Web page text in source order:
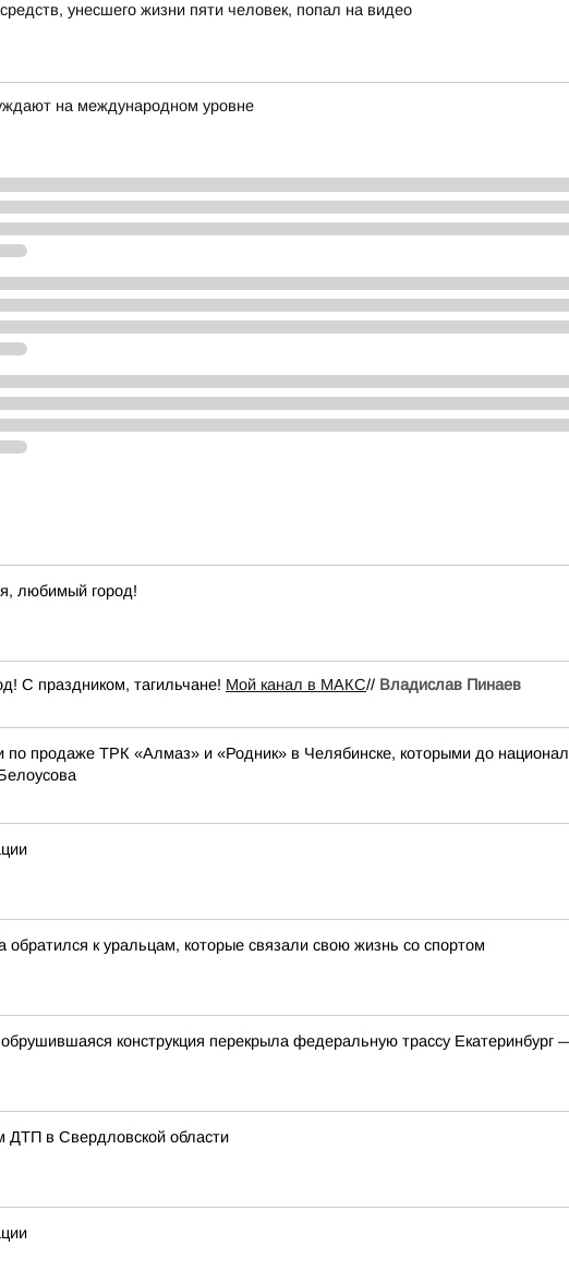
унесшего жизни пяти человек, попал на видео
на международном уровне
любимый город!
С праздником, тагильчане! Мой канал в МАКС// Владислав Пинаев
по продаже ТРК «Алмаз» и «Родник» в Челябинске, которыми до
к уральцам, которые связали свою жизнь со спортом
конструкция перекрыла федеральную трассу Екатеринбург
ДТП в Свердловской области